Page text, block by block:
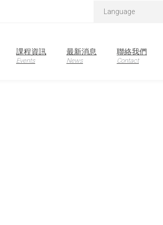
Language
課程資訊
Events
最新消息
News
聯絡我們
Contact